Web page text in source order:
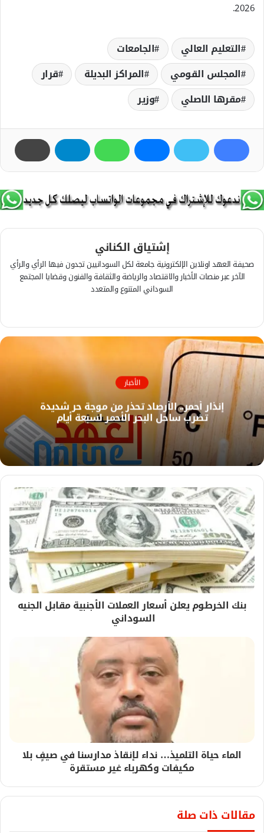
2026.
التعليم العالي
الجامعات
المجلس القومي
المراكز البديلة
قرار
مقرها الاصلي
وزير
إشتياق الكناني
صحيفة العهد اونلاين الإلكترونية جامعة لكل السودانيين تجدون فيها الرأي والرأي
الآخر عبر منصات الأخبار والاقتصاد والرياضة والثقافة والفنون وقضايا المجتمع
السوداني المتنوع والمتعدد
م
و
ا
ل
و
ي
س
ك الأخبار
إنذار أحمر.. الأرصاد تحذر من موجة حر شديدة
تضرب ساحل البحر الأحمر لسبعة أيام
بنك الخرطوم يعلن أسعار العملات الأجنبية مقابل الجنيه
السوداني
الماء حياة التلميذ… نداء لإنقاذ مدارسنا في صيفٍ بلا
مكيفات وكهرباء غير مستقرة
مقالات ذات صلة